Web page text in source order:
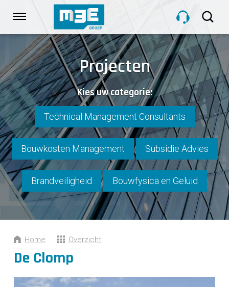
links
Spring
naar
de
inhoud
Spring
naar
navigatie
HOME
DIENSTEN
PROJECTEN
OVER M3E
NIEUWS
CONTACT
Projecten
Kies uw categorie:
Technical Management Consultants
Bouwkosten Management Subsidie Advies
Brandveiligheid Bouwfysica en Geluid
Home Overzicht
De Clomp